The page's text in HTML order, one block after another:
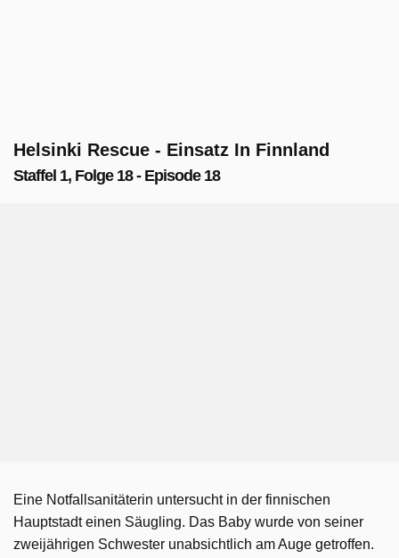
Helsinki Rescue - Einsatz In Finnland
Staffel 1, Folge 18 - Episode 18
Eine Notfallsanitäterin untersucht in der finnischen
Hauptstadt einen Säugling. Das Baby wurde von seiner
zweijährigen Schwester unabsichtlich am Auge getroffen.